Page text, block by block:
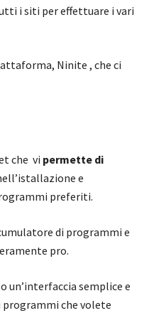
i siti per effettuare i vari
Ninite , che ci
che vi permette di
e
preferiti.
di programmi e
pro.
un’interfaccia semplice e
che volete